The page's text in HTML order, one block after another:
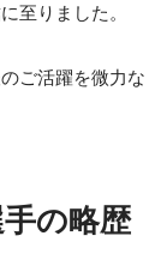
至りました。
ご活躍を微力な
の略歴